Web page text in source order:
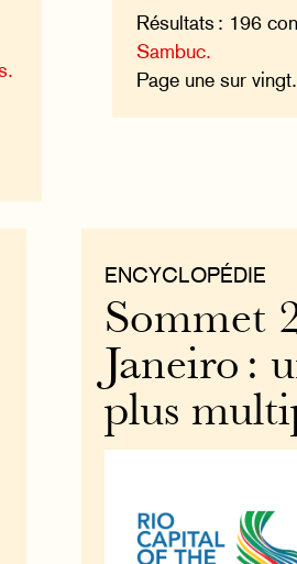
Résultats : 196
Sambuc.
Page une sur vingt.
ENCYCLOPÉDIE
Sommet
Janeiro :
plus